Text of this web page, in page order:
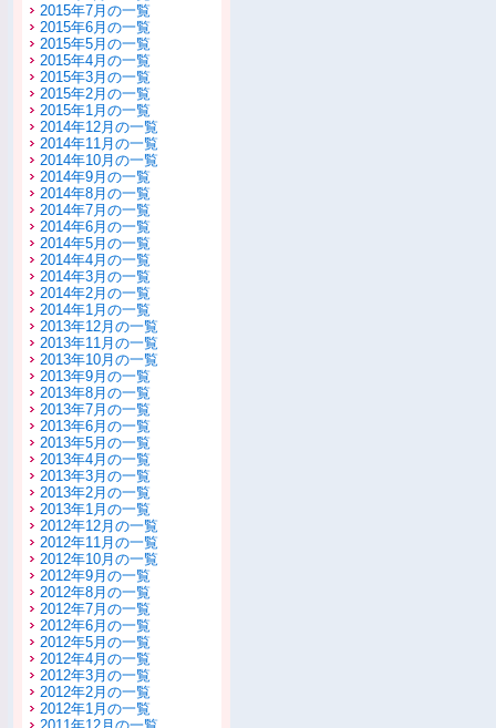
2015年7月の一覧
2015年6月の一覧
2015年5月の一覧
2015年4月の一覧
2015年3月の一覧
2015年2月の一覧
2015年1月の一覧
2014年12月の一覧
2014年11月の一覧
2014年10月の一覧
2014年9月の一覧
2014年8月の一覧
2014年7月の一覧
2014年6月の一覧
2014年5月の一覧
2014年4月の一覧
2014年3月の一覧
2014年2月の一覧
2014年1月の一覧
2013年12月の一覧
2013年11月の一覧
2013年10月の一覧
2013年9月の一覧
2013年8月の一覧
2013年7月の一覧
2013年6月の一覧
2013年5月の一覧
2013年4月の一覧
2013年3月の一覧
2013年2月の一覧
2013年1月の一覧
2012年12月の一覧
2012年11月の一覧
2012年10月の一覧
2012年9月の一覧
2012年8月の一覧
2012年7月の一覧
2012年6月の一覧
2012年5月の一覧
2012年4月の一覧
2012年3月の一覧
2012年2月の一覧
2012年1月の一覧